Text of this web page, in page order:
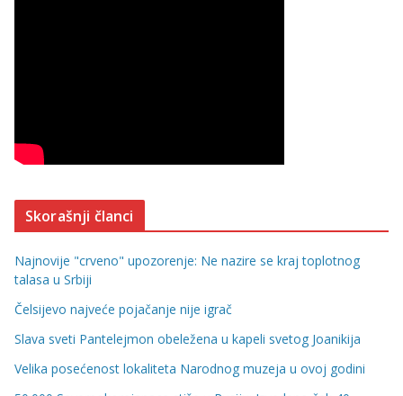
Skorašnji članci
Najnovije "crveno" upozorenje: Ne nazire se kraj toplotnog
talasa u Srbiji
Čelsijevo najveće pojačanje nije igrač
Slava sveti Pantelejmon obeležena u kapeli svetog Joanikija
Velika posećenost lokaliteta Narodnog muzeja u ovoj godini